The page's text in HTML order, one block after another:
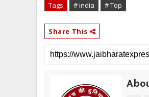
Tags # india # Top
Share This